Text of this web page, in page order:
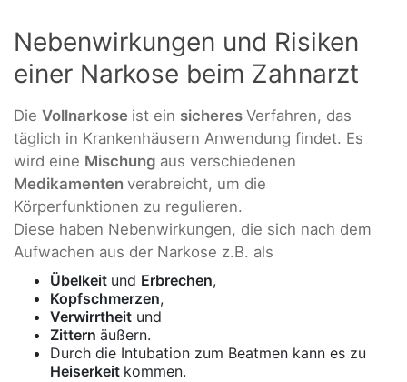
Nebenwirkungen und Risiken
einer Narkose beim Zahnarzt
Die Vollnarkose ist ein sicheres Verfahren, das
täglich in Krankenhäusern Anwendung findet. Es
wird eine Mischung aus verschiedenen
Medikamenten verabreicht, um die
Körperfunktionen zu regulieren.
Diese haben Nebenwirkungen, die sich nach dem
Aufwachen aus der Narkose z.B. als
Übelkeit und Erbrechen,
Kopfschmerzen,
Verwirrtheit und
Zittern äußern.
Durch die Intubation zum Beatmen kann es zu
Heiserkeit kommen.